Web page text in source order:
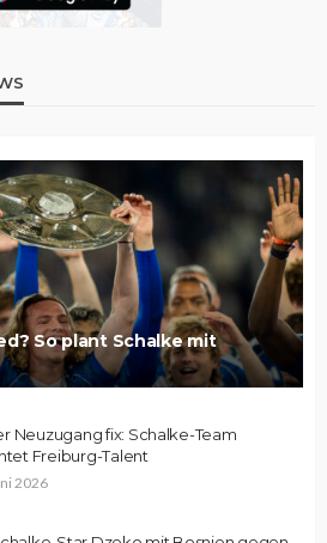
So plant Schalke mit
Neuzugang fix: Schalke-Team
Freiburg-Talent
2026